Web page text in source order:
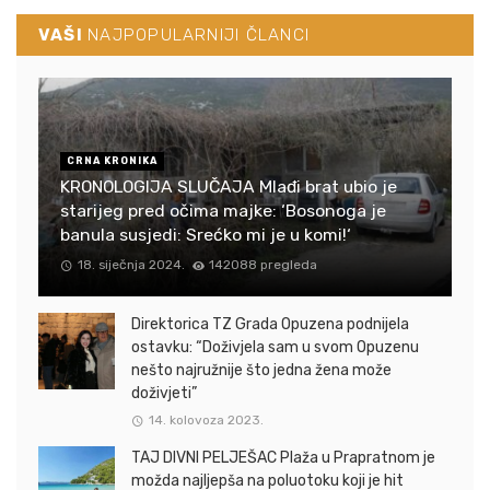
VAŠI NAJPOPULARNIJI ČLANCI
CRNA KRONIKA
KRONOLOGIJA SLUČAJA Mlađi brat ubio je
starijeg pred očima majke: ‘Bosonoga je
banula susjedi: Srećko mi je u komi!‘
18. siječnja 2024. 142088 pregleda
Direktorica TZ Grada Opuzena podnijela
ostavku: “Doživjela sam u svom Opuzenu
nešto najružnije što jedna žena može
doživjeti”
14. kolovoza 2023.
TAJ DIVNI PELJEŠAC Plaža u Prapratnom je
možda najljepša na poluotoku koji je hit